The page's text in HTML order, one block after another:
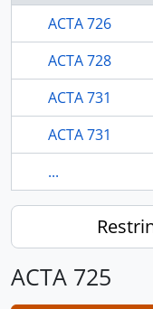
ACTA 726
ACTA 728
ACTA 731
ACTA 731
...
ACTA 725